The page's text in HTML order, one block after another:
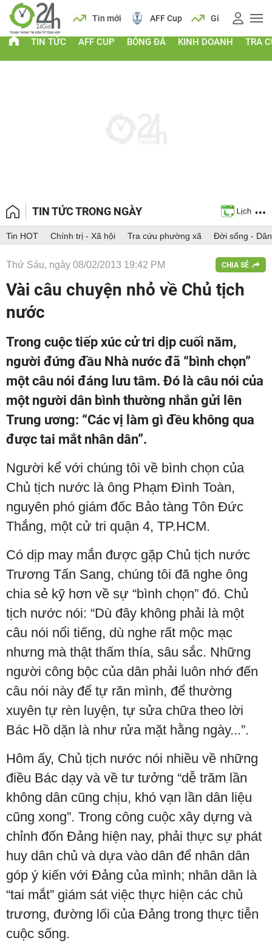
Lịch Tin mới AFF Cup Giá vàng
TIN TỨC AFF CUP BÓNG ĐÁ KINH DOANH TRA
TIN TỨC TRONG NGÀY
Tin HOT Chính trị - Xã hội Tra cứu phường xã Đời sống -
Thứ Sáu, ngày 08/02/2013 19:42 PM CHIA SẺ
Vài câu chuyện nhỏ về Chủ tịch
nước
Trong cuộc tiếp xúc cử tri dịp cuối năm,
người đứng đầu Nhà nước đã “bình chọn”
một câu nói đáng lưu tâm. Đó là câu nói của
một người dân bình thường nhắn gửi lên
Trung ương: “Các vị làm gì đều không qua
được tai mắt nhân dân”.
Người kể với chúng tôi về bình chọn của
Chủ tịch nước là ông Phạm Đình Toàn,
nguyên phó giám đốc Bảo tàng Tôn Đức
Thắng, một cử tri quận 4, TP.HCM.
Có dịp may mắn được gặp Chủ tịch nước
Trương Tấn Sang, chúng tôi đã nghe ông
chia sẻ kỹ hơn về sự “bình chọn” đó. Chủ
tịch nước nói: “Dù đây không phải là một
câu nói nổi tiếng, dù nghe rất mộc mạc
nhưng mà thật thấm thía, sâu sắc. Những
người công bộc của dân phải luôn nhớ đến
câu nói này để tự răn mình, để thường
xuyên tự rèn luyện, tự sửa chữa theo lời
Bác Hồ dặn là như rửa mặt hằng ngày...”.
Hôm ấy, Chủ tịch nước nói nhiều về những
điều Bác dạy và về tư tưởng “dễ trăm lần
không dân cũng chịu, khó vạn lần dân liệu
cũng xong”. Trong công cuộc xây dựng và
chỉnh đốn Đảng hiện nay, phải thực sự phát
huy dân chủ và dựa vào dân để nhân dân
góp ý kiến với Đảng của mình; nhân dân là
“tai mắt” giám sát việc thực hiện các chủ
trương, đường lối của Đảng trong thực tiễn
cuộc sống.